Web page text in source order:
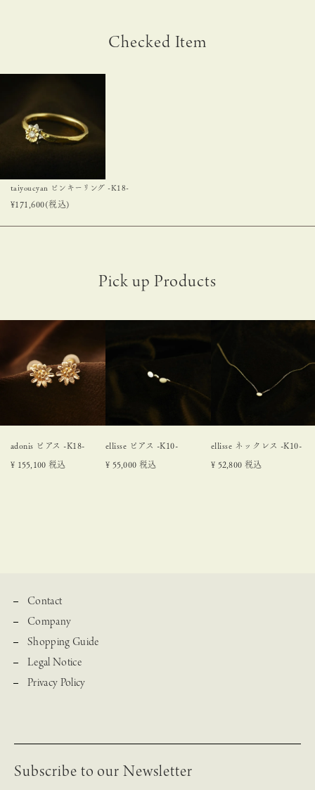
Checked Item
taiyoucyan ピンキーリング -K18-
¥171,600(税込)
adonis ピアス -K18-
¥ 155,100 税込
ellisse ピアス -K10-
¥ 55,000 税込
ellisse ネックレス -K10-
¥ 52,800 税込
Subscribe to our Newsletter
Contact
Company
Shopping Guide
Legal Notice
Privacy Policy